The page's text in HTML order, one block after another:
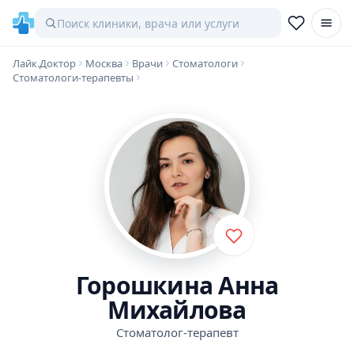
Лайк.Доктор Москва Врачи
Стоматологи
Стоматологи-терапевты
Горошкина Анна
Михайлова
Стоматолог-терапевт